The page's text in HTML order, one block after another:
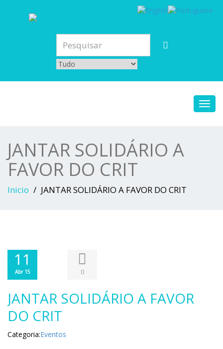
JANTAR SOLIDÁRIO A
FAVOR DO CRIT
Inicio JANTAR SOLIDÁRIO A FAVOR DO CRIT
11
Abr 15 0
JANTAR SOLIDÁRIO A FAVOR
DO CRIT
Categoria:Eventos